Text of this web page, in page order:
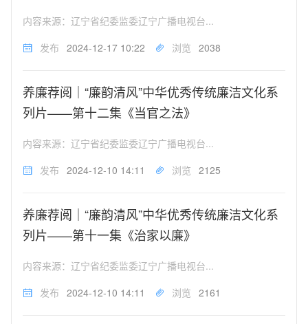
内容来源：辽宁省纪委监委辽宁广播电视台...
发布 2024-12-17 10:22 浏览 2038
养廉荐阅｜“廉韵清风”中华优秀传统廉洁文化系
列片——第十二集《当官之法》
内容来源：辽宁省纪委监委辽宁广播电视台...
发布 2024-12-10 14:11 浏览 2125
养廉荐阅｜“廉韵清风”中华优秀传统廉洁文化系
列片——第十一集《治家以廉》
内容来源：辽宁省纪委监委辽宁广播电视台...
发布 2024-12-10 14:11 浏览 2161